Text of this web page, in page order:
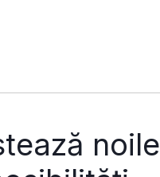
noile